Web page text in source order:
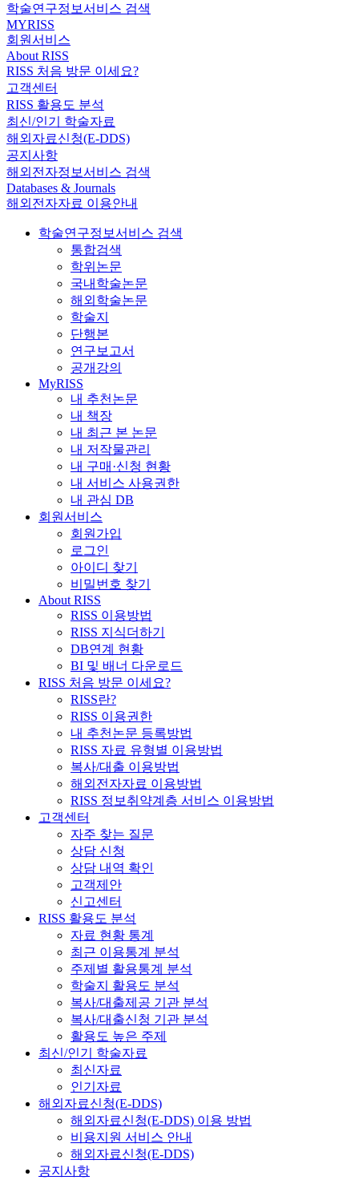
학술연구정보서비스 검색
MYRISS
회원서비스
About RISS
RISS 처음 방문 이세요?
고객센터
RISS 활용도 분석
최신/인기 학술자료
해외자료신청(E-DDS)
공지사항
해외전자정보서비스 검색
Databases & Journals
해외전자자료 이용안내
학술연구정보서비스 검색
통합검색
학위논문
국내학술논문
해외학술논문
학술지
단행본
연구보고서
공개강의
MyRISS
내 추천논문
내 책장
내 최근 본 논문
내 저작물관리
내 구매·신청 현황
내 서비스 사용권한
내 관심 DB
회원서비스
회원가입
로그인
아이디 찾기
비밀번호 찾기
About RISS
RISS 이용방법
RISS 지식더하기
DB연계 현황
BI 및 배너 다운로드
RISS 처음 방문 이세요?
RISS란?
RISS 이용권한
내 추천논문 등록방법
RISS 자료 유형별 이용방법
복사/대출 이용방법
해외전자자료 이용방법
RISS 정보취약계층 서비스 이용방법
고객센터
자주 찾는 질문
상담 신청
상담 내역 확인
고객제안
신고센터
RISS 활용도 분석
자료 현황 통계
최근 이용통계 분석
주제별 활용통계 분석
학술지 활용도 분석
복사/대출제공 기관 분석
복사/대출신청 기관 분석
활용도 높은 주제
최신/인기 학술자료
최신자료
인기자료
해외자료신청(E-DDS)
해외자료신청(E-DDS) 이용 방법
비용지원 서비스 안내
해외자료신청(E-DDS)
공지사항